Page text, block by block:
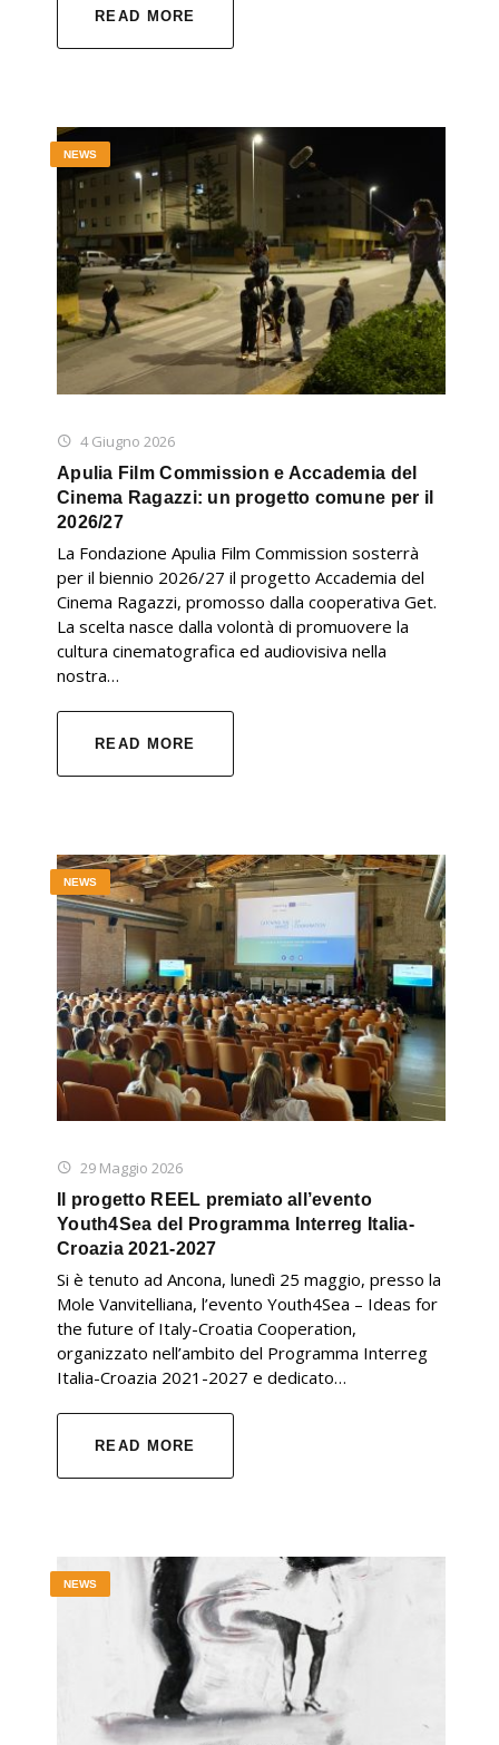
READ MORE
4 Giugno 2026
NEWS
Apulia Film Commission e Accademia del
Cinema Ragazzi: un progetto comune per il
2026/27
La Fondazione Apulia Film Commission sosterrà
per il biennio 2026/27 il progetto Accademia del
Cinema Ragazzi, promosso dalla cooperativa Get.
La scelta nasce dalla volontà di promuovere la
cultura cinematografica ed audiovisiva nella
nostra…
READ MORE
29 Maggio 2026
NEWS
Il progetto REEL premiato all’evento
Youth4Sea del Programma Interreg Italia-
Croazia 2021-2027
Si è tenuto ad Ancona, lunedì 25 maggio, presso la
Mole Vanvitelliana, l’evento Youth4Sea – Ideas for
the future of Italy-Croatia Cooperation,
organizzato nell’ambito del Programma Interreg
Italia-Croazia 2021-2027 e dedicato…
READ MORE
NEWS